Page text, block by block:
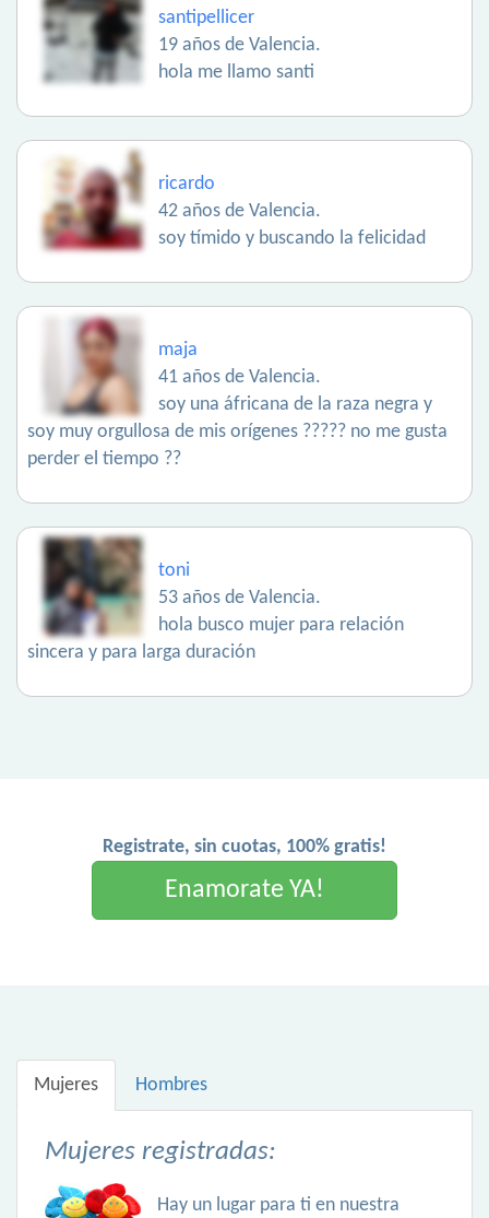
santipellicer
19 años de Valencia.
hola me llamo santi
ricardo
42 años de Valencia.
soy tímido y buscando la felicidad
maja
41 años de Valencia.
soy una áfricana de la raza negra y
soy muy orgullosa de mis orígenes ????? no me gusta
perder el tiempo ??
toni
53 años de Valencia.
hola busco mujer para relación
sincera y para larga duración
Registrate, sin cuotas, 100% gratis!
Enamorate YA!
Mujeres Hombres
Mujeres registradas:
Hay un lugar para ti en nuestra